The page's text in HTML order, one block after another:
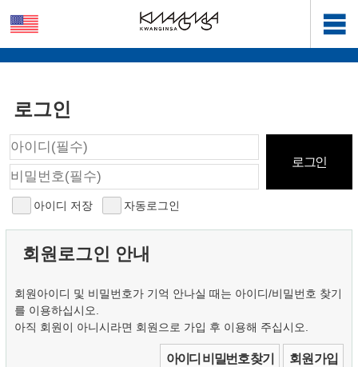
로그인
아이디 저장 자동로그인
회원로그인 안내
회원아이디 및 비밀번호가 기억 안나실 때는 아이디/비밀번호 찾기
를 이용하십시오.
아직 회원이 아니시라면 회원으로 가입 후 이용해 주십시오.
아이디 비밀번호 찾기 회원 가입